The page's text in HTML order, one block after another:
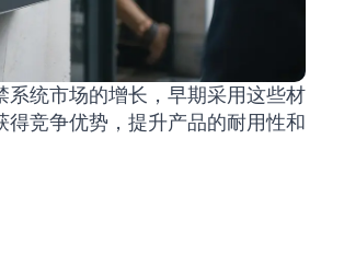
系统市场的增长，早期采用这些材
得竞争优势，提升产品的耐用性和